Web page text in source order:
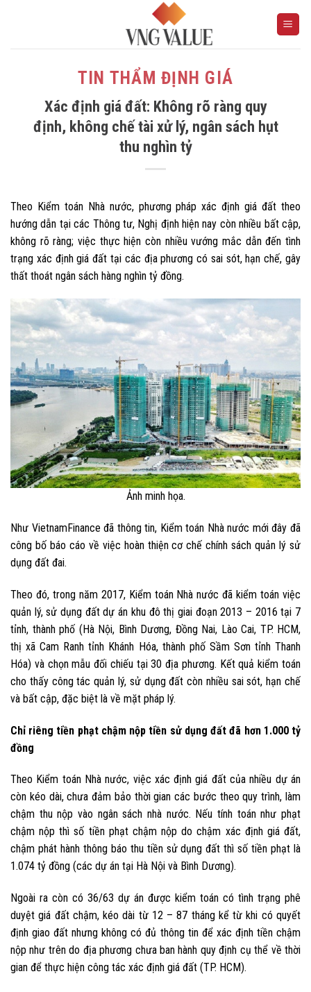
TIN THẨM ĐỊNH GIÁ
Xác định giá đất: Không rõ ràng quy
định, không chế tài xử lý, ngân sách hụt
thu nghìn tỷ
Theo Kiểm toán Nhà nước, phương pháp xác định giá đất theo
hướng dẫn tại các Thông tư, Nghị định hiện nay còn nhiều bất cập,
không rõ ràng; việc thực hiện còn nhiều vướng mắc dẫn đến tình
trạng xác định giá đất tại các địa phương có sai sót, hạn chế, gây
thất thoát ngân sách hàng nghìn tỷ đồng.
Ảnh minh họa.
Như VietnamFinance đã thông tin, Kiểm toán Nhà nước mới đây đã
công bố báo cáo về việc hoàn thiện cơ chế chính sách quản lý sử
dụng đất đai.
Theo đó, trong năm 2017, Kiểm toán Nhà nước đã kiểm toán việc
quản lý, sử dụng đất dự án khu đô thị giai đoạn 2013 – 2016 tại 7
tỉnh, thành phố (Hà Nội, Bình Dương, Đồng Nai, Lào Cai, TP. HCM,
thị xã Cam Ranh tỉnh Khánh Hóa, thành phố Sầm Sơn tỉnh Thanh
Hóa) và chọn mẫu đối chiếu tại 30 địa phương. Kết quả kiểm toán
cho thấy công tác quản lý, sử dụng đất còn nhiều sai sót, hạn chế
và bất cập, đặc biệt là về mặt pháp lý.
Chỉ riêng tiền phạt chậm nộp tiền sử dụng đất đã hơn 1.000 tỷ
đồng
Theo Kiểm toán Nhà nước, việc xác định giá đất của nhiều dự án
còn kéo dài, chưa đảm bảo thời gian các bước theo quy trình, làm
chậm thu nộp vào ngân sách nhà nước. Nếu tính toán như phạt
chậm nộp thì số tiền phạt chậm nộp do chậm xác định giá đất,
chậm phát hành thông báo thu tiền sử dụng đất thì số tiền phạt là
1.074 tỷ đồng (các dự án tại Hà Nội và Bình Dương).
Ngoài ra còn có 36/63 dự án được kiểm toán có tình trạng phê
duyệt giá đất chậm, kéo dài từ 12 – 87 tháng kể từ khi có quyết
định giao đất nhưng không có đủ thông tin để xác định tiền chậm
nộp như trên do địa phương chưa ban hành quy định cụ thể về thời
gian để thực hiện công tác xác định giá đất (TP. HCM).